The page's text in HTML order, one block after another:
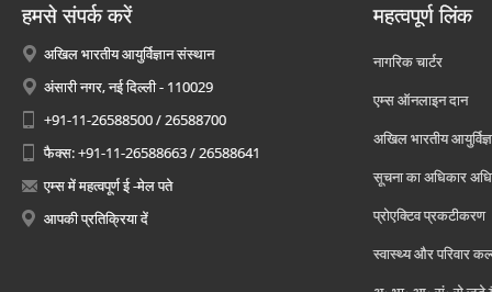
हमसे संपर्क करें
अखिल भारतीय आयुर्विज्ञान संस्थान
अंसारी नगर, नई दिल्ली - 110029
+91-11-26588500 / 26588700
फैक्स: +91-11-26588663 / 26588641
एम्स में महत्वपूर्ण ई -मेल पते
आपकी प्रतिक्रिया दें
महत्वपूर्ण लिंक
नागरिक चार्टर
एम्स ऑनलाइन दान
अखिल भारतीय
सूचना का अधिकार
प्रोएक्टिव प्रकटीकरण
स्वास्थ्य और परिवार